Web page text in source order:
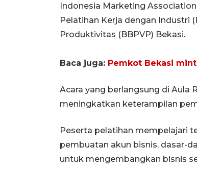
Indonesia Marketing
Pelatihan Kerja dengan Industri
Produktivitas (BBPVP) Bekasi.
Baca juga: Pemkot Bekasi
Acara yang berlangsung di Aula
meningkatkan keterampilan
Peserta pelatihan mempelajari
pembuatan akun bisnis, dasar-
untuk mengembangkan bisnis